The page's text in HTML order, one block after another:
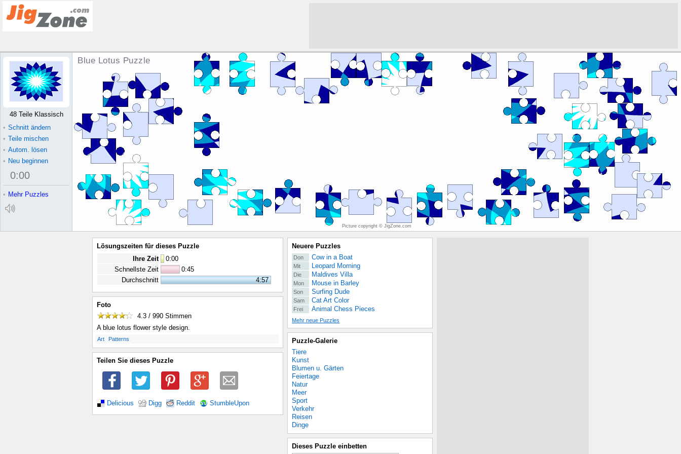
Blue Lotus Puzzle
Picture copyright © JigZone.com
48 Teile Klassisch
• Schnitt ändern
• Teile mischen
• Autom. lösen
• Neu beginnen
0:00
• Mehr Puzzles
Lösungszeiten für dieses Puzzle
Ihre Zeit
0:00
Schnellste Zeit
0:45
Durchschnitt
4:57
Foto
4.3 / 990 Stimmen
A blue lotus flower style design.
Art Patterns
Teilen Sie dieses Puzzle
Delicious Digg Reddit StumbleUpon
Neuere Puzzles
Don Cow in a Boat
Mit Leopard Morning
Die Maldives Villa
Mon Mouse in Barley
Son Surfing Dude
Sam Cat Art Color
Frei Animal Chess Pieces
Mehr neue Puzzles
Puzzle-Galerie
Tiere
Kunst
Blumen u. Gärten
Feiertage
Natur
Meer
Sport
Verkehr
Reisen
Dinge
Dieses Puzzle einbetten